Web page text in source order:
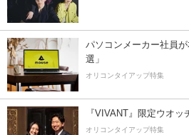
パソコンメーカー社員
選」
オリコンタイアップ特集
『VIVANT』限定ウオ
オリコンタイアップ特集